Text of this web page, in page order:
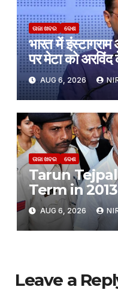
ତାଜା ଖବର ଦେଶ
भारत में
पर मेटा को
AUG 6, 2026
ତାଜା ଖବର ଦେଶ
Tarun Tejpal
Term in
AUG 6, 2026
Leave a